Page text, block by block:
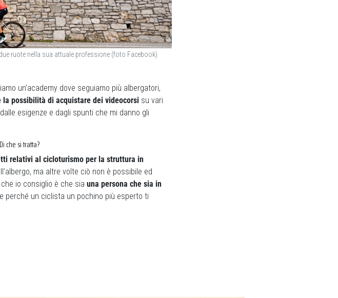
ruote nella sua attuale professione (foto Facebook)
un’academy dove seguiamo più albergatori,
la possibilità di acquistare dei videocorsi su vari
esigenze e dagli spunti che mi danno gli
che si tratta?
relativi al cicloturismo per la struttura in
ma altre volte ciò non è possibile ed
io consiglio è che sia una persona che sia in
perché un ciclista un pochino più esperto ti